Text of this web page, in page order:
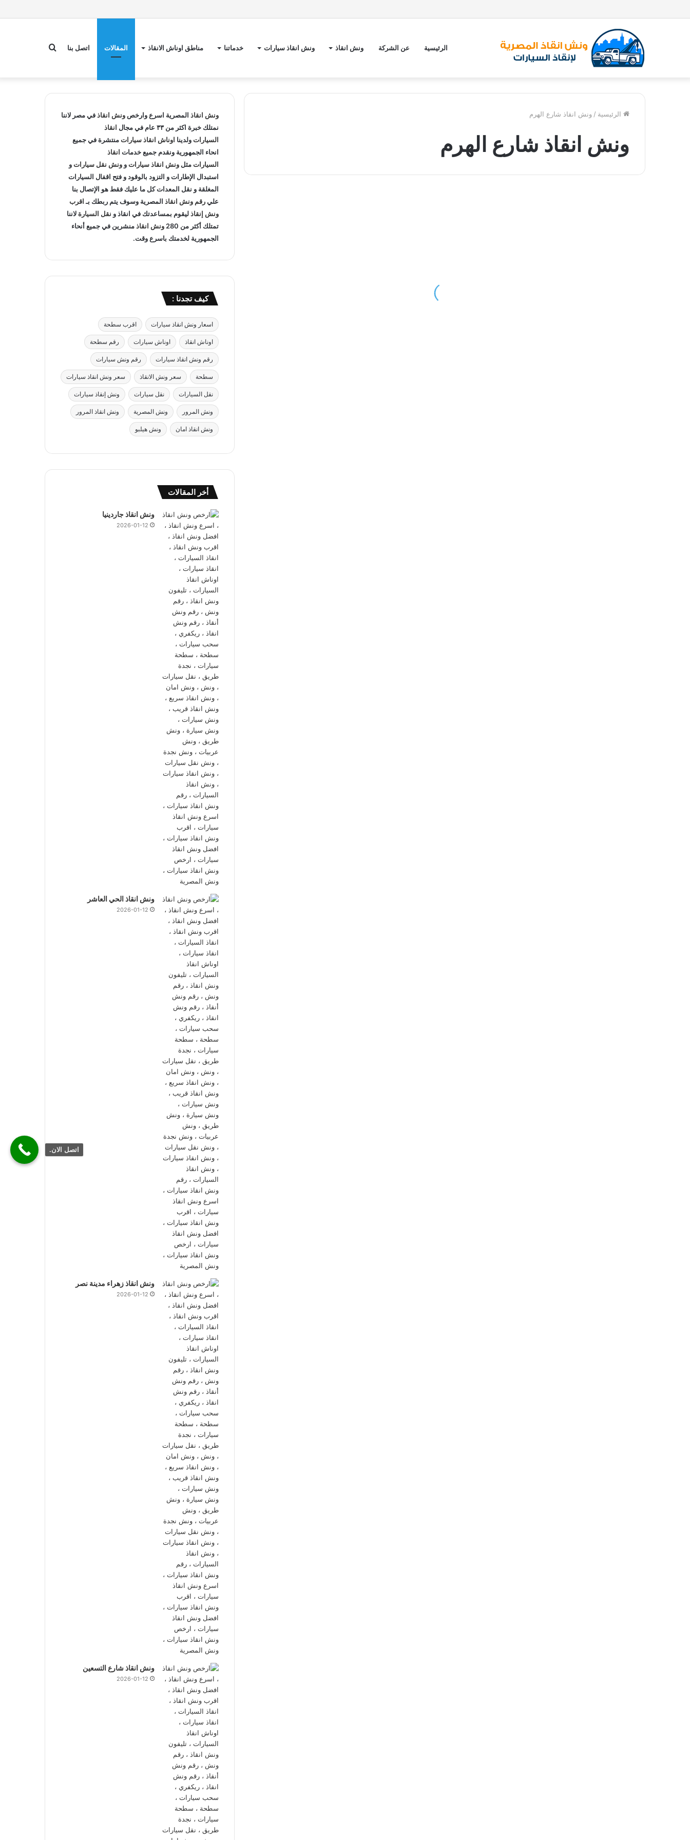
الرئيسية عن الشركة ونش انقاذ ونش انقاذ سيارات خدماتنا مناطق اوناش الانقاذ المقالات اتصل بنا
الرئيسية / ونش انقاذ شارع الهرم
ونش انقاذ شارع الهرم
ونش انقاذ المصرية اسرع وارخصونش انقاذفي مصر لاننا
نمتلك خبرة اكثر من ٣٣ عام في مجال
انقاذ
السياراتولدينا اوناش انقاذ سياراتمنتشرة في جميع
انحاء الجمهورية ونقدم جميع خدمات انقاذ
السياراتمثلونش انقاذ سياراتوونش نقل سياراتو
استبدال الإطارات و التزود بالوقود و فتح اقفال السيارات
المغلقة و نقل المعدات كل ما عليك فقط هو الإتصال بنا
عليرقم ونش انقاذ المصرية وسوف يتم ربطك بـ اقرب
ونش إنقاذليقوم بمساعدتك في انقاذ و نقل السيارة لاننا
تمتلك أكثر من 280
ونش انقاذمنشرين في جميع أنحاء
الجمهورية لخدمتك باسرع وقت.
كيف تجدنا :
اسعار ونش انقاذ سيارات اقرب سطحة
اوناش انقاذ اوناش سيارات رقم سطحة
رقم ونش انقاذ سيارات رقم ونش سيارات
سطحة سعر ونش الانقاذ سعر ونش انقاذ سيارات
نقل السيارات نقل سيارات ونش إنقاذ سيارات
ونش المرور ونش المصرية ونش انقاذ المرور
ونش انقاذ امان ونش هيلبو
أخر المقالات
ونش انقاذ جاردينيا
2026-01-12
ونش انقاذ الحي العاشر
2026-01-12
ونش انقاذ زهراء مدينة نصر
2026-01-12
ونش انقاذ شارع التسعين
2026-01-12
اتصل الان.